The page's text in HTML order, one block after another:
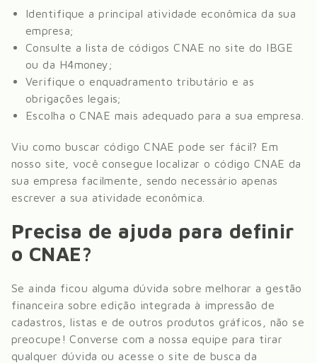
Identifique a principal atividade econômica da sua
empresa;
Consulte a lista de códigos CNAE no site do IBGE
ou da H4money;
Verifique o enquadramento tributário e as
obrigações legais;
Escolha o CNAE mais adequado para a sua empresa.
Viu como buscar código CNAE pode ser fácil? Em
nosso site, você consegue localizar o código CNAE da
sua empresa facilmente, sendo necessário apenas
escrever a sua atividade econômica.
Precisa de ajuda para definir
o CNAE?
Se ainda ficou alguma dúvida sobre melhorar a gestão
financeira sobre edição integrada à impressão de
cadastros, listas e de outros produtos gráficos , não se
preocupe! Converse com a nossa equipe para tirar
qualquer dúvida ou acesse o site de busca da